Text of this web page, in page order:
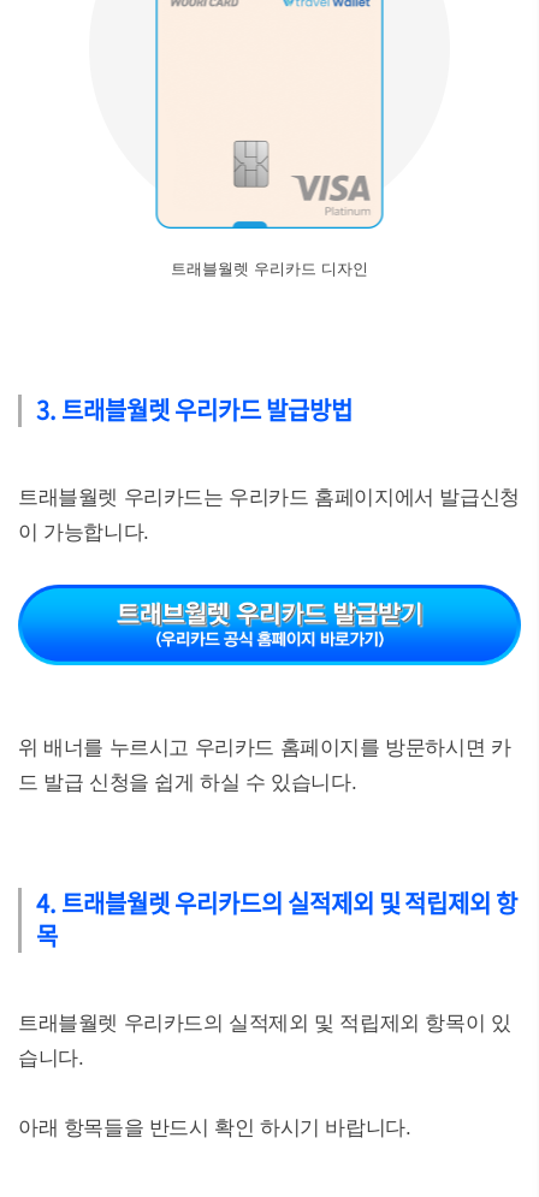
트래블월렛 우리카드 디자인
3. 트래블월렛 우리카드 발급방법
트래블월렛 우리카드는 우리카드 홈페이지에서 발급신청
이 가능합니다.
위 배너를 누르시고 우리카드 홈페이지를 방문하시면 카
드 발급 신청을 쉽게 하실 수 있습니다.
4. 트래블월렛 우리카드의 실적제외 및 적립제외 항
목
트래블월렛 우리카드의 실적제외 및 적립제외 항목이 있
습니다.
아래 항목들을 반드시 확인 하시기 바랍니다.